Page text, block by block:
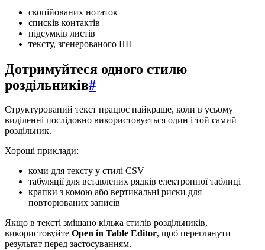
скопійованих нотаток
списків контактів
підсумків листів
тексту, згенерованого ШІ
Дотримуйтеся одного стилю
роздільників#
Структурований текст працює найкраще, коли в усьому
виділенні послідовно використовується один і той самий
роздільник.
Хороші приклади:
коми для тексту у стилі CSV
табуляції для вставлених рядків електронної таблиці
крапки з комою або вертикальні риски для
повторюваних записів
Якщо в тексті змішано кілька стилів роздільників,
використовуйте Open in Table Editor, щоб переглянути
результат перед застосуванням.